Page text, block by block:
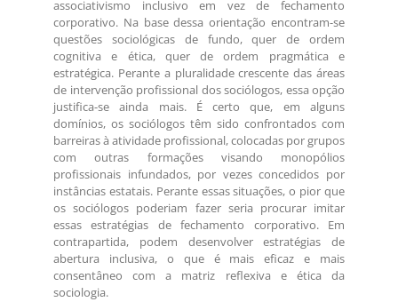
associativismo inclusivo em vez de fechamento
corporativo. Na base dessa orientação encontram-se
questões sociológicas de fundo, quer de ordem
cognitiva e ética, quer de ordem pragmática e
estratégica. Perante a pluralidade crescente das áreas
de intervenção profissional dos sociólogos, essa opção
justifica-se ainda mais. É certo que, em alguns
domínios, os sociólogos têm sido confrontados com
barreiras à atividade profissional, colocadas por grupos
com outras formações visando monopólios
profissionais infundados, por vezes concedidos por
instâncias estatais. Perante essas situações, o pior que
os sociólogos poderiam fazer seria procurar imitar
essas estratégias de fechamento corporativo. Em
contrapartida, podem desenvolver estratégias de
abertura inclusiva, o que é mais eficaz e mais
consentâneo com a matriz reflexiva e ética da
sociologia.